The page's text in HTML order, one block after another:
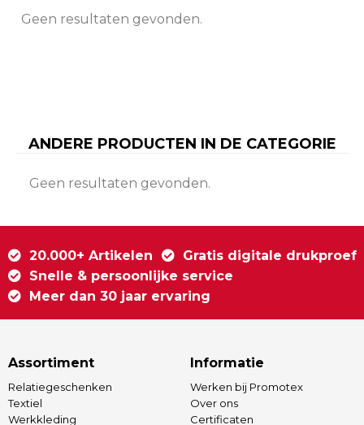
Geen resultaten gevonden.
ANDERE PRODUCTEN IN DE CATEGORIE
Geen resultaten gevonden.
20.000+ Artikelen
Gratis digitale drukproef
Snelle & persoonlijke service
Meer dan 30 jaar ervaring
Assortiment
Relatiegeschenken
Textiel
Werkkleding
Informatie
Werken bij Promotex
Over ons
Certificaten